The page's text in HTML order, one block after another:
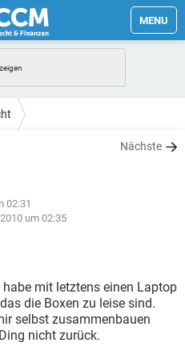
MENU
Nächste
02:31
um 02:35
mit letztens einen Laptop
die Boxen zu leise sind.
selbst zusammenbauen
nicht zurück.